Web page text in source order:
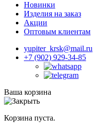
Новинки
Изделия на заказ
Акции
Оптовым клиентам
yupiter_krsk@mail.ru
+7 (902) 929-34-85
Ваша корзина
Корзина пуста.